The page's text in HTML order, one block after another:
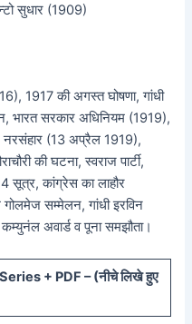
सुधार (1909)
1917 की अगस्त घोषणा, गांधी
भारत सरकार अधिनियम (1919),
नरसंहार (13 अप्रैल 1919),
की घटना, स्वराज पार्टी,
सूत्र, कांग्रेस का लाहौर
सम्मेलन, गांधी इरविन
कम्युनंल अवार्ड व पूना समझौता।
+ PDF – (नीचेलिखे हुए